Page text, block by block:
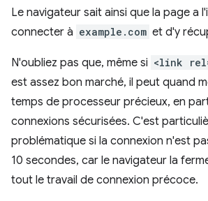
Le navigateur sait ainsi que la page a
connecter à example.com et d'y
N'oubliez pas que, même si <link
est assez bon marché, il peut quand
temps de processeur précieux, en
connexions sécurisées. C'est
problématique si la connexion n'est
10 secondes, car le navigateur la
tout le travail de connexion précoce.